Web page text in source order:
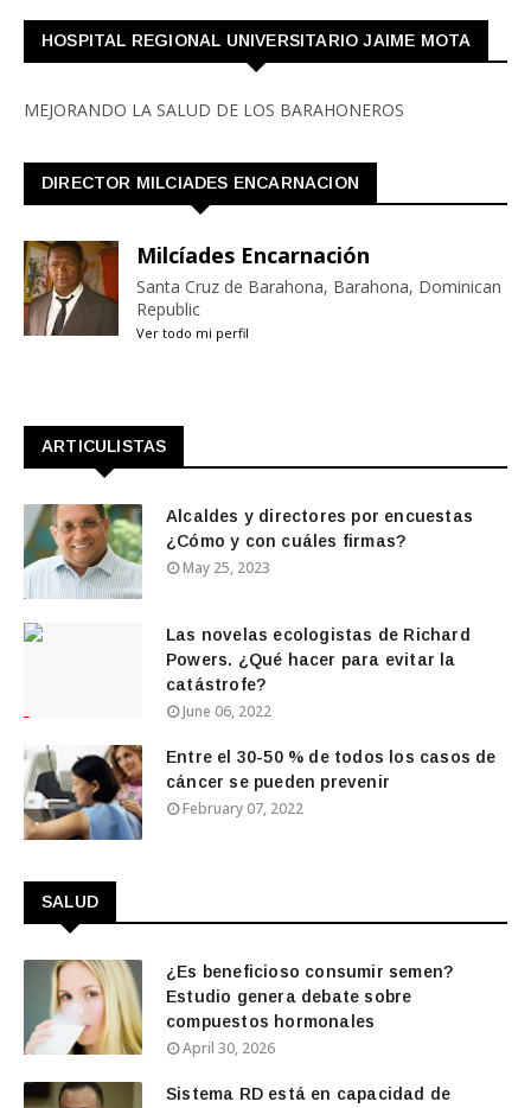
HOSPITAL REGIONAL UNIVERSITARIO JAIME MOTA
MEJORANDO LA SALUD DE LOS BARAHONEROS
DIRECTOR MILCIADES ENCARNACION
Milcíades Encarnación
Santa Cruz de Barahona, Barahona, Dominican
Republic
Ver todo mi perfil
ARTICULISTAS
Alcaldes y directores por encuestas
¿Cómo y con cuáles firmas?
May 25, 2023
Las novelas ecologistas de Richard
Powers. ¿Qué hacer para evitar la
catástrofe?
June 06, 2022
Entre el 30-50 % de todos los casos de
cáncer se pueden prevenir
February 07, 2022
SALUD
¿Es beneficioso consumir semen?
Estudio genera debate sobre
compuestos hormonales
April 30, 2026
Sistema RD está en capacidad de